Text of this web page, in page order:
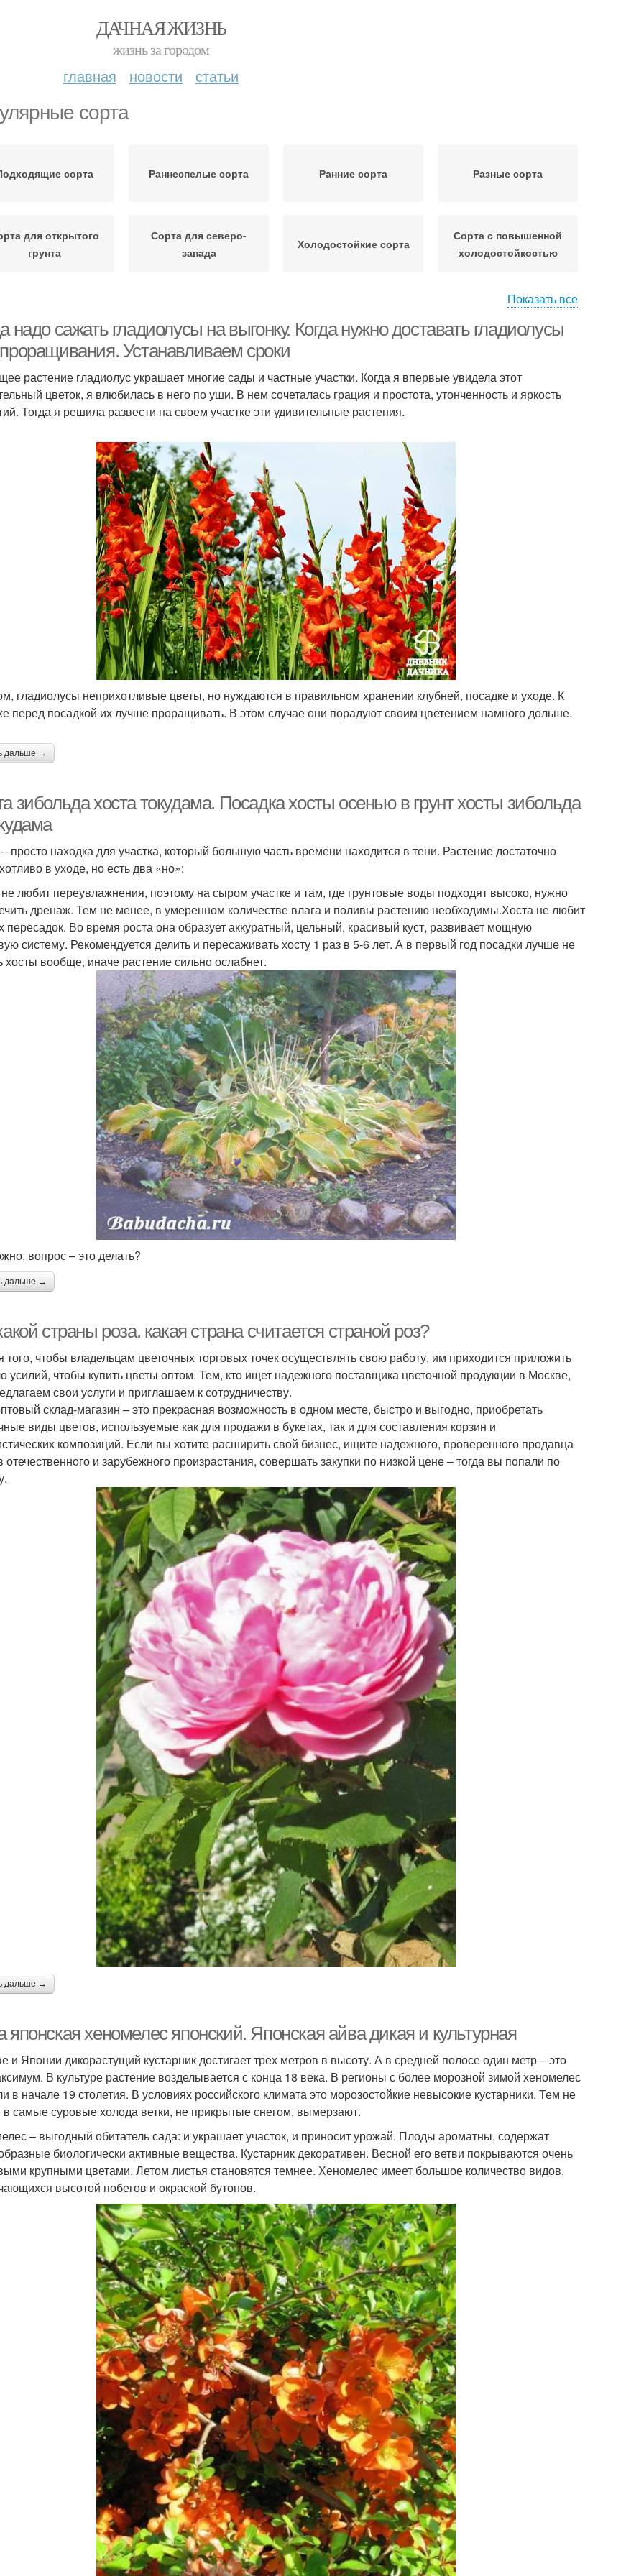
ДАЧНАЯ ЖИЗНЬ
жизнь за городом
главная новости статьи
сорта
сорта Раннеспелые сорта Ранние сорта Разные сорта
для открытого
грунта
Сорта для северо-
запада
Холодостойкие сорта
Сорта с повышенной
холодостойкостью
выращивания
Мускатные сорта
Показать все
надо сажать гладиолусы на выгонку. Когда нужно доставать гладиолусы
Устанавливаем сроки
растение гладиолус украшает многие сады и частные участки. Когда я впервые увидела этот
цветок, я влюбилась в него по уши. В нем сочеталась грация и простота, утонченность и яркость
Тогда я решила развести на своем участке эти удивительные растения.
гладиолусы неприхотливые цветы, но нуждаются в правильном хранении клубней, посадке и уходе. К
перед посадкой их лучше проращивать. В этом случае они порадуют своим цветением намного дольше.
дальше →
зибольда хоста токудама. Посадка хосты осенью в грунт хосты зибольда
просто находка для участка, который большую часть времени находится в тени. Растение достаточно
в уходе, но есть два «но»:
любит переувлажнения, поэтому на сыром участке и там, где грунтовые воды подходят высоко, нужно
дренаж. Тем не менее, в умеренном количестве влага и поливы растению необходимы.Хоста не любит
пересадок. Во время роста она образует аккуратный, цельный, красивый куст, развивает мощную
систему. Рекомендуется делить и пересаживать хосту 1 раз в 5-6 лет. А в первый год посадки лучше не
хосты вообще, иначе растение сильно ослабнет.
вопрос – это делать?
дальше →
страны роза. какая страна считается страной роз?
того, чтобы владельцам цветочных торговых точек осуществлять свою работу, им приходится приложить
усилий, чтобы купить цветы оптом. Тем, кто ищет надежного поставщика цветочной продукции в Москве,
свои услуги и приглашаем к сотрудничеству.
склад-магазин – это прекрасная возможность в одном месте, быстро и выгодно, приобретать
виды цветов, используемые как для продажи в букетах, так и для составления корзин и
композиций. Если вы хотите расширить свой бизнес, ищите надежного, проверенного продавца
отечественного и зарубежного произрастания, совершать закупки по низкой цене – тогда вы попали по
дальше →
японская хеномелес японский. Японская айва дикая и культурная
и Японии дикорастущий кустарник достигает трех метров в высоту. А в средней полосе один метр – это
В культуре растение возделывается с конца 18 века. В регионы с более морозной зимой хеномелес
в начале 19 столетия. В условиях российского климата это морозостойкие невысокие кустарники. Тем не
самые суровые холода ветки, не прикрытые снегом, вымерзают.
– выгодный обитатель сада: и украшает участок, и приносит урожай. Плоды ароматны, содержат
биологически активные вещества. Кустарник декоративен. Весной его ветви покрываются очень
крупными цветами. Летом листья становятся темнее. Хеномелес имеет большое количество видов,
высотой побегов и окраской бутонов.